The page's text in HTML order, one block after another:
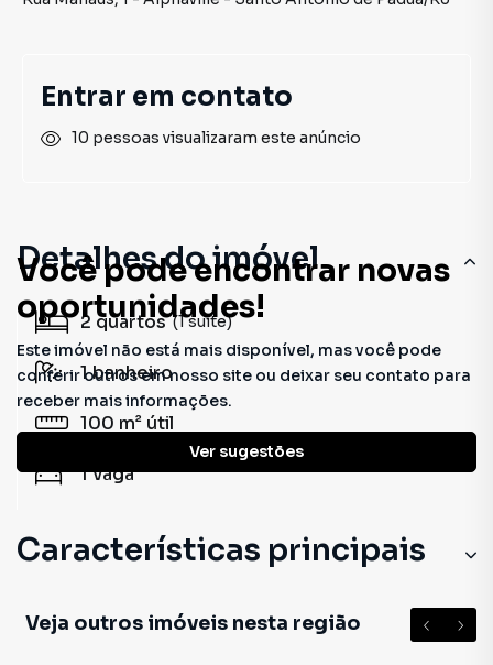
Você pode encontrar novas
oportunidades!
Este imóvel não está mais disponível, mas você pode
conferir outros em nosso site ou deixar seu contato para
receber mais informações.
Ver sugestões
Detalhes do imóvel
2 quartos (1 suíte)
1banheiro
100 m² útil
1vaga
Características principais
Veja outros imóveis nesta região
Entrar em contato
10 pessoas visualizaram este anúncio